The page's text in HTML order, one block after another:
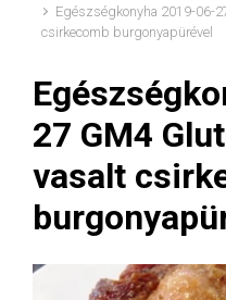
Egészségkonyha 2019-06-
csirkecomb burgonyapürével
27 GM4
vasalt